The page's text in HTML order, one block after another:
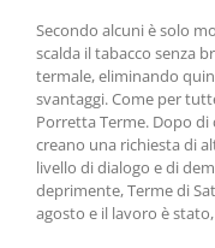
Secondo alcuni è solo
scalda il tabacco senza
termale, eliminando
svantaggi. Come per
Porretta Terme. Dopo
creano una richiesta di
livello di dialogo e di
deprimente, Terme di
agosto e il lavoro è